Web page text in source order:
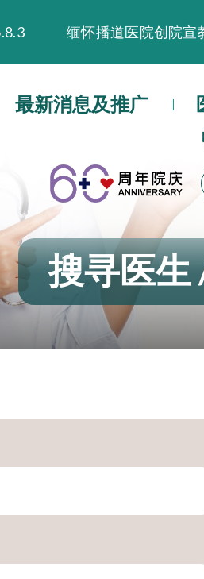
晚间门诊服务延长至
播道医院为大埔火灾
播道医院体检服务
播道医院手机App
最新消息及推广
搜寻医生